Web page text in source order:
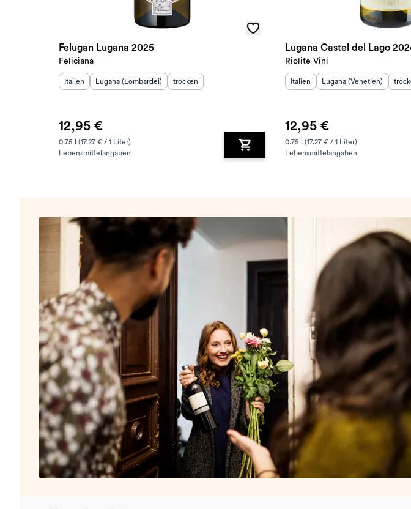
Felugan Lugana 2025
Feliciana
Herkunftsland:
Italien Herkunftsregion:
Lugana (Lombardei) Geschmack
trocken
12,95 €
0.75 l (17.27 € / 1 Liter)
Lebensmittelangaben
Zum Warenkorb hinzufügen
Lugana Castel del Lago
Riolite Vini
Herkunftsland:
Italien Herkunftsregion:
Lugana (Venetien)
12,95 €
0.75 l (17.27 € / 1 Liter)
Lebensmittelangaben